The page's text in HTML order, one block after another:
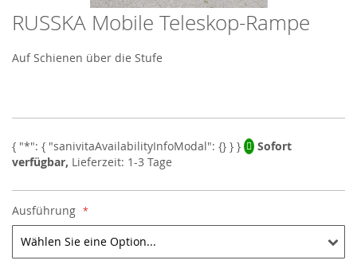
Skip
to
the
beginning
images
RUSSKA Mobile Teleskop-Rampe
Auf Schienen über die Stufe
Sofort
verfügbar, Lieferzeit: 1-3 Tage
Ausführung